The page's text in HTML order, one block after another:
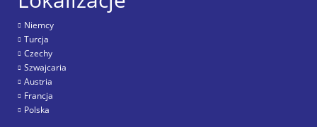
Niemcy
Turcja
Czechy
Szwajcaria
Austria
Francja
Polska